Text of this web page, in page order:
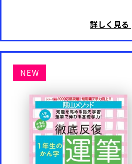
詳しく見る
NEW